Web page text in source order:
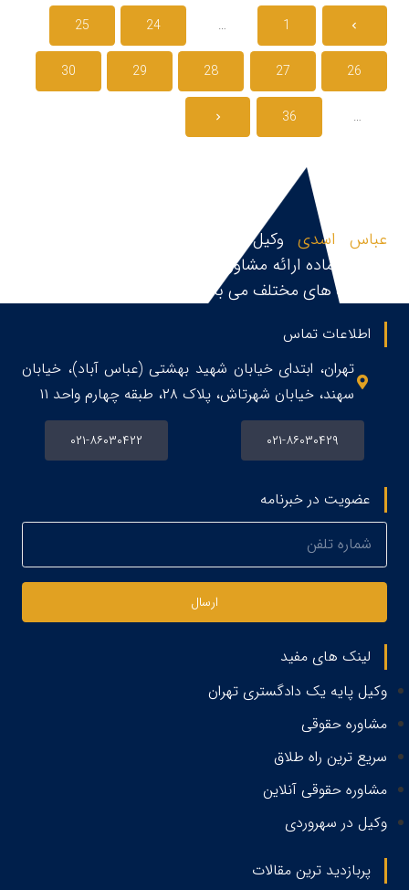
1
…
24
25
26
27
28
29
30
…
36
عباس اسدی وکیل پایه یک دادگستری و مشاور
حقوقی،آماده ارائه مشاوره حقوقی، قبول و پیگیری پرونده
در زمینه های مختلف می باشد.
اطلاعات تماس
تهران، ابتدای خیابان شهید بهشتی (عباس آباد)، خیابان
سهند، خیابان شهرتاش، پلاک ۲۸، طبقه چهارم واحد ۱۱
۰۲۱-۸۶۰۳۰۴۲۹ ۰۲۱-۸۶۰۳۰۴۲۲
عضویت در خبرنامه
ارسال
لینک های مفید
وکیل پایه یک دادگستری تهران
مشاوره حقوقی
سریع ترین راه طلاق
مشاوره حقوقی آنلاین
وکیل در سهروردی
پربازدید ترین مقالات